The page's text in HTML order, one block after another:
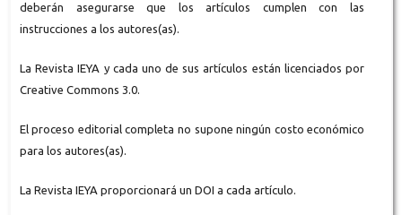
deberán asegurarse que los artículos cumplen con las
instrucciones a los autores(as).
La Revista IEYA y cada uno de sus artículos están licenciados por
Creative Commons 3.0.
El proceso editorial completa no supone ningún costo económico
para los autores(as).
La Revista IEYA proporcionará un DOI a cada artículo.